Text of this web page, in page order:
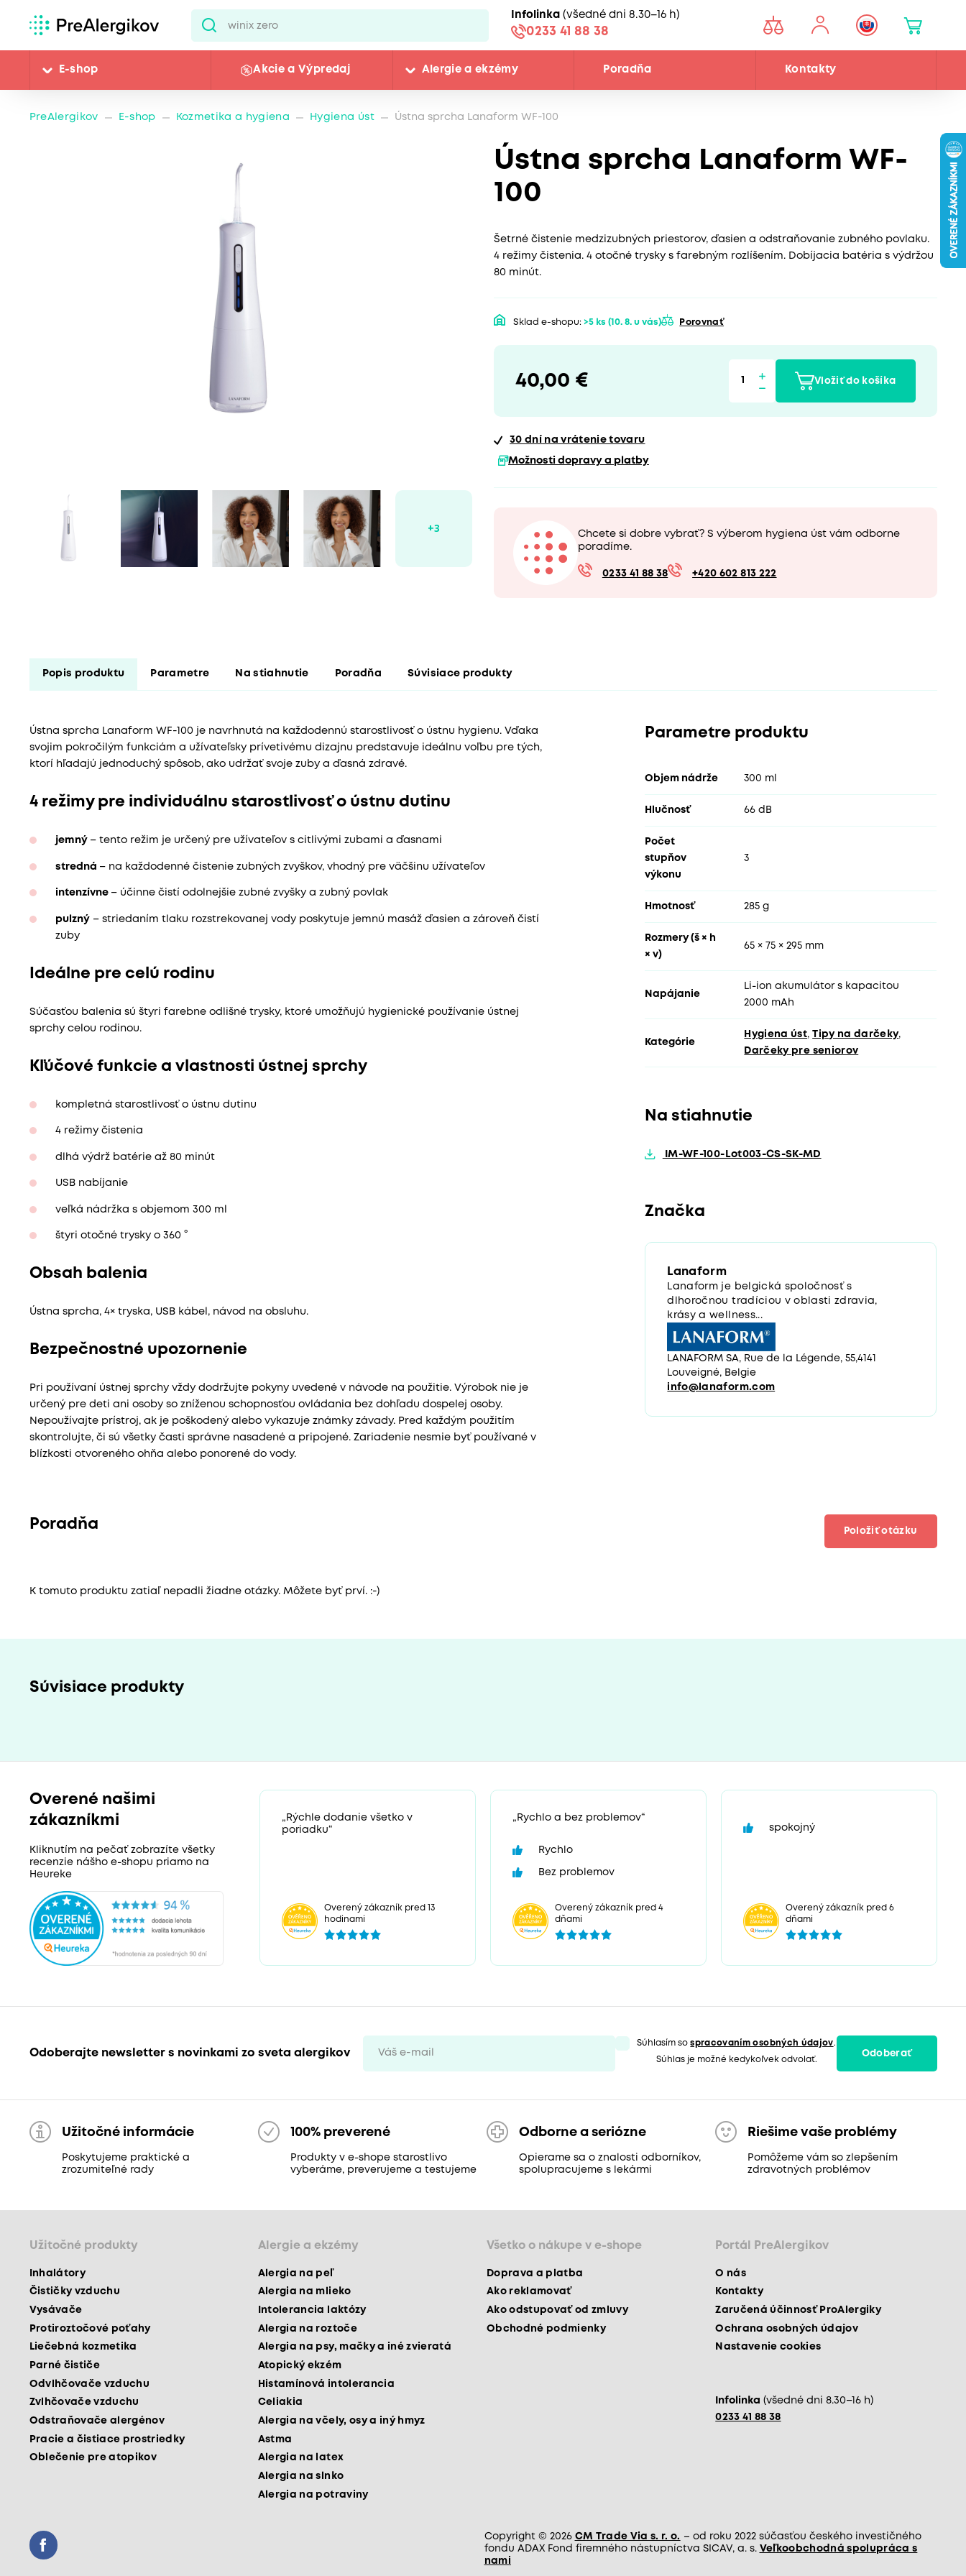
Infolinka (všedné dni 8.30–16 h)
0233 41 88 38
E-shop Akcie a Výpredaj Alergie a ekzémy Poradňa Kontakty
PreAlergikov E-shop Kozmetika a hygiena Hygiena úst Ústna sprcha Lanaform WF-100
Ústna sprcha Lanaform WF-
100
Šetrné čistenie medzizubných priestorov, ďasien a odstraňovanie zubného povlaku.
4 režimy čistenia. 4 otočné trysky s farebným rozlíšením. Dobíjacia batéria s výdržou
80 minút.
Sklad e-shopu: >5 ks (10. 8. u vás) Porovnať
40,00 € Vložiť do košíka
30 dní na vrátenie tovaru
Možnosti dopravy a platby
Chcete si dobre vybrať? S výberom hygiena úst vám odborne
poradíme.
0233 41 88 38 +420 602 813 222
Popis produktu Parametre Na stiahnutie Poradňa Súvisiace produkty
Ústna sprcha Lanaform WF-100 je navrhnutá na každodennú starostlivosť o ústnu hygienu. Vďaka
svojim pokročilým funkciám a užívateľsky prívetivému dizajnu predstavuje ideálnu voľbu pre tých,
ktorí hľadajú jednoduchý spôsob, ako udržať svoje zuby a ďasná zdravé.
4 režimy pre individuálnu starostlivosť o ústnu dutinu
jemný – tento režim je určený pre užívateľov s citlivými zubami a ďasnami
stredná – na každodenné čistenie zubných zvyškov, vhodný pre väčšinu užívateľov
intenzívne – účinne čistí odolnejšie zubné zvyšky a zubný povlak
pulzný– striedaním tlaku rozstrekovanej vody poskytuje jemnú masáž ďasien a zároveň čistí
zuby
Ideálne pre celú rodinu
Súčasťou balenia sú štyri farebne odlišné trysky, ktoré umožňujú hygienické používanie ústnej
sprchy celou rodinou.
Kľúčové funkcie a vlastnosti ústnej sprchy
kompletná starostlivosť o ústnu dutinu
4 režimy čistenia
dlhá výdrž batérie až 80 minút
USB nabíjanie
veľká nádržka s objemom 300 ml
štyri otočné trysky o 360 °
Obsah balenia
Ústna sprcha, 4× tryska, USB kábel, návod na obsluhu.
Bezpečnostné upozornenie
Pri používaní ústnej sprchy vždy dodržujte pokyny uvedené v návode na použitie. Výrobok nie je
určený pre deti ani osoby so zníženou schopnosťou ovládania bez dohľadu dospelej osoby.
Nepoužívajte prístroj, ak je poškodený alebo vykazuje známky závady. Pred každým použitím
skontrolujte, či sú všetky časti správne nasadené a pripojené. Zariadenie nesmie byť používané v
blízkosti otvoreného ohňa alebo ponorené do vody.
Parametre produktu
Objem nádrže 300 ml
Hlučnosť 66 dB
Počet
stupňov
výkonu
3
Hmotnosť 285 g
Rozmery (š × h
× v)
65 × 75 × 295 mm
Napájanie
Li-ion akumulátor s kapacitou
2000 mAh
Kategórie
Hygiena úst,Tipy na darčeky,
Darčeky pre seniorov
Na stiahnutie
IM-WF-100-Lot003-CS-SK-MD
Značka
Lanaform
Lanaform je belgická spoločnosť s
dlhoročnou tradíciou v oblasti zdravia,
krásy a wellness...
LANAFORM SA, Rue de la Légende, 55,4141
Louveigné, Belgie
info@lanaform.com
Poradňa Položiť otázku
K tomuto produktu zatiaľ nepadli žiadne otázky. Môžete byť prví. :-)
Súvisiace produkty
Overené našimi
zákazníkmi
Kliknutím na pečať zobrazíte všetky
recenzie nášho e-shopu priamo na
Heureke
„Rýchle dodanie všetko v
poriadku“
Overený zákazník pred 13
hodinami
„Rychlo a bez problemov“
Rychlo
Bez problemov
Overený zákazník pred 4
dňami
spokojný
Overený zákazník pred 6
dňami
Odoberajte newsletter s novinkami zo sveta alergikov
Súhlasím sospracovaním osobných údajov.
Súhlas je možné kedykoľvek odvolať.
Odoberať
Užitočné informácie
Poskytujeme praktické a
zrozumiteľné rady
100% preverené
Produkty v e-shope starostlivo
vyberáme, preverujeme a testujeme
Odborne a seriózne
Opierame sa o znalosti odborníkov,
spolupracujeme s lekármi
Riešime vaše problémy
Pomôžeme vám so zlepšením
zdravotných problémov
Užitočné produkty
Inhalátory
Čističky vzduchu
Vysávače
Protiroztočové poťahy
Liečebná kozmetika
Parné čističe
Odvlhčovače vzduchu
Zvlhčovače vzduchu
Odstraňovače alergénov
Pracie a čistiace prostriedky
Oblečenie pre atopikov
Alergie a ekzémy
Alergia na peľ
Alergia na mlieko
Intolerancia laktózy
Alergia na roztoče
Alergia na psy, mačky a iné zvieratá
Atopický ekzém
Histamínová intolerancia
Celiakia
Alergia na včely, osy a iný hmyz
Astma
Alergia na latex
Alergia na slnko
Alergia na potraviny
Všetko o nákupe v e-shope
Doprava a platba
Ako reklamovať
Ako odstupovať od zmluvy
Obchodné podmienky
Portál PreAlergikov
O nás
Kontakty
Zaručená účinnosť ProAlergiky
Ochrana osobných údajov
Nastavenie cookies
Infolinka (všedné dni 8.30–16 h)
0233 41 88 38
Copyright © 2026 CM Trade Via s. r. o. – od roku 2022 súčasťou českého investičného
fondu ADAX Fond firemného nástupníctva SICAV, a. s. Veľkoobchodná spolupráca s
nami